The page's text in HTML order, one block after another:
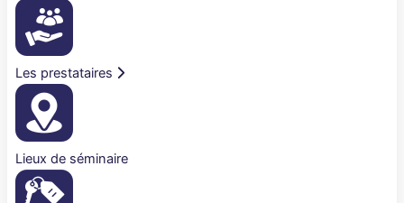
Les prestataires
Lieux de séminaire